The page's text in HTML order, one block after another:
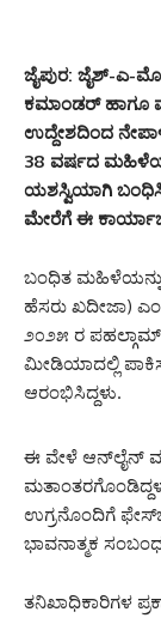
ಜೈಪುರ: ಜೈಶ್-ಎ-
ಕಮಾಂಡರ್ ಹಾಗೂ
ಉದ್ದೇಶದಿಂದ
38 ವರ್ಷದ
ಯಶಸ್ವಿಯಾಗಿ
ಮೇರೆಗೆ ಈ
ಬಂಧಿತ ಮಹಿಳೆಯನ್ನು
ಹೆಸರು ಖದೀಜಾ)
೨೦೨೫ ರ
ಮೀಡಿಯಾದಲ್ಲಿ
ಆರಂಭಿಸಿದ್ದಳು.
ಈ ವೇಳೆ ಆನ್‌ಲೈನ್
ಉಗ್ರನೊಂದಿಗೆ
ಭಾವನಾತ್ಮಕ
ತನಿಖಾಧಿಕಾರಿಗಳ